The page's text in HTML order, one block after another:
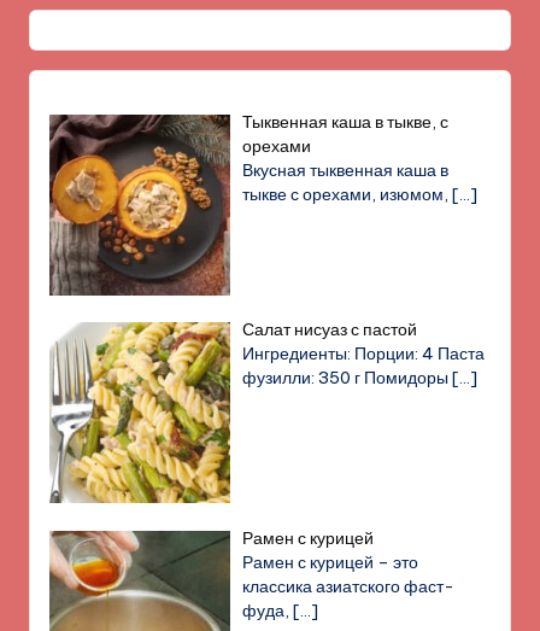
Тыквенная каша в тыкве, с
орехами
Вкусная тыквенная каша в
тыкве с орехами, изюмом,[…]
Салат нисуаз с пастой
Ингредиенты: Порции: 4 Паста
фузилли: 350 г Помидоры[…]
Рамен с курицей
Рамен с курицей – это
классика азиатского фаст-
фуда,[…]